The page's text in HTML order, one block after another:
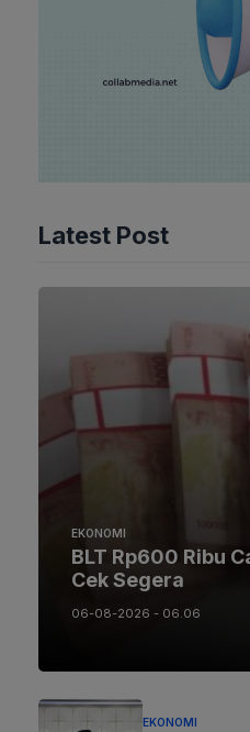
Latest Post
EKONOMI
BLT Rp600 Ribu
Cek Segera
06-08-2026 - 06.06
EKONOMI